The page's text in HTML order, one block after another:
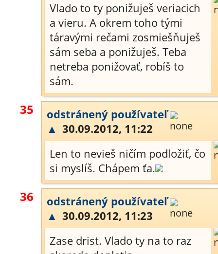
Vlado to ty ponižuješ veriacich
a vieru. A okrem toho tými
táravými rečami zosmiešňuješ
sám seba a ponižuješ. Teba
netreba ponižovať, robíš to
sám.
35
odstránený používateľ
▲ 30.09.2012, 11:22
Len to nevieš ničím podložiť, čo
si myslíš. Chápem ťa.
36
odstránený používateľ
▲ 30.09.2012, 11:23
Zase drist. Vlado ty na to raz